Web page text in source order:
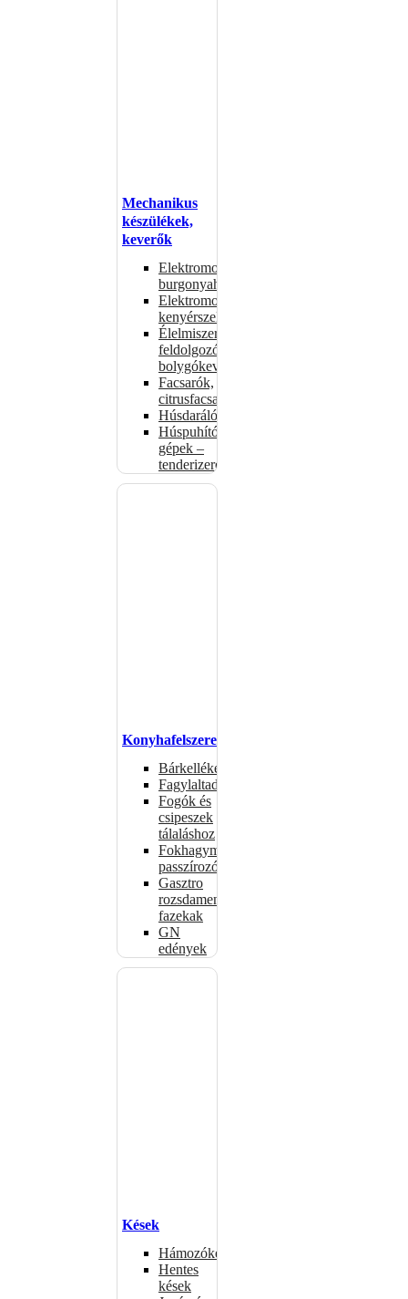
Mechanikus
készülékek,
keverők
Elektromos
burgonyahámozók
Elektromos
kenyérszeletelők
Élelmiszer-
feldolgozók –
bolygókeverők
Facsarók,
citrusfacsarók
Húsdarálók
Húspuhító
gépek –
tenderizerek
Konyhafelszerelés
Bárkellékek
Fagylaltadagolók
Fogók és
csipeszek
tálaláshoz
Fokhagymaprések,
passzírozók
Gasztro
rozsdamentes
fazekak
GN
edények
Kések
Hámozókések
Hentes
kések